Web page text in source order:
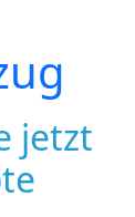
jetzt